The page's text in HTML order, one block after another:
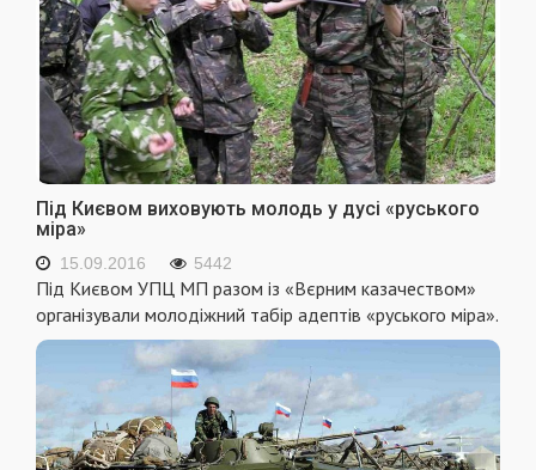
Під Києвом виховують молодь у дусі «руського
міра»
15.09.2016 5442
Під Києвом УПЦ МП разом із «Вєрним казачеством»
організували молодіжний табір адептів «руського міра».